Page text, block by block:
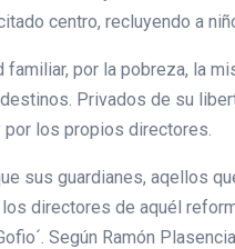
centro, recluyendo a
por la pobreza, la
Privados de su
por los propios directores.
sus guardianes, aqellos
directores de aquél
Según Ramón